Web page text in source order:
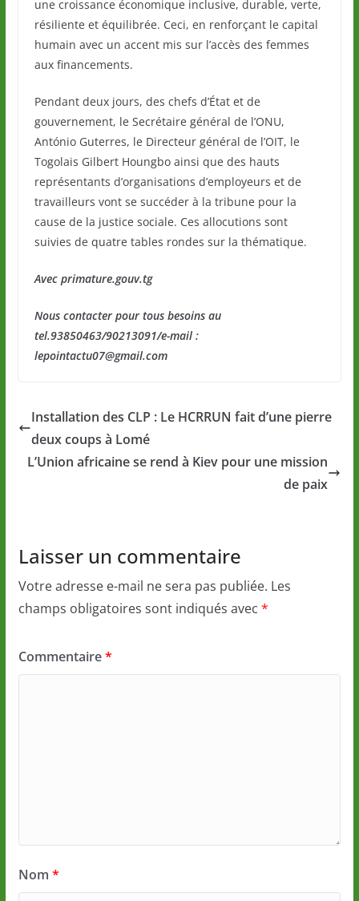
une croissance économique inclusive, durable, verte,
résiliente et équilibrée. Ceci, en renforçant le capital
humain avec un accent mis sur l’accès des femmes
aux financements.
Pendant deux jours, des chefs d’État et de
gouvernement, le Secrétaire général de l’ONU,
António Guterres, le Directeur général de l’OIT, le
Togolais Gilbert Houngbo ainsi que des hauts
représentants d’organisations d’employeurs et de
travailleurs vont se succéder à la tribune pour la
cause de la justice sociale. Ces allocutions sont
suivies de quatre tables rondes sur la thématique.
Avec primature.gouv.tg
Nous contacter pour tous besoins au
tel.93850463/90213091/e-mail :
lepointactu07@gmail.com
Installation des CLP : Le HCRRUN fait d’une pierre
deux coups à Lomé
L’Union africaine se rend à Kiev pour une mission
de paix
Laisser un commentaire
Votre adresse e-mail ne sera pas publiée. Les
champs obligatoires sont indiqués avec *
Commentaire*
Nom *